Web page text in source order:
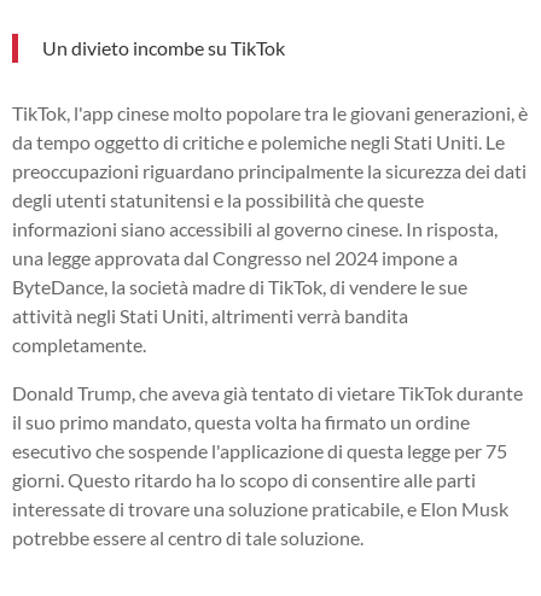
Un divieto incombe su TikTok
TikTok, l'app cinese molto popolare tra le giovani generazioni, è
da tempo oggetto di critiche e polemiche negli Stati Uniti. Le
preoccupazioni riguardano principalmente la sicurezza dei dati
degli utenti statunitensi e la possibilità che queste
informazioni siano accessibili al governo cinese. In risposta,
una legge approvata dal Congresso nel 2024 impone a
ByteDance, la società madre di TikTok, di vendere le sue
attività negli Stati Uniti, altrimenti verrà bandita
completamente.
Donald Trump, che aveva già tentato di vietare TikTok durante
il suo primo mandato, questa volta ha firmato un ordine
esecutivo che sospende l'applicazione di questa legge per 75
giorni. Questo ritardo ha lo scopo di consentire alle parti
interessate di trovare una soluzione praticabile, e Elon Musk
potrebbe essere al centro di tale soluzione.